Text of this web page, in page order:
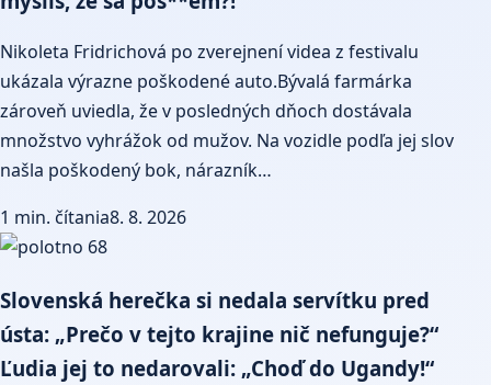
Nikoleta Fridrichová po zverejnení videa z festivalu
ukázala výrazne poškodené auto.Bývalá farmárka
zároveň uviedla, že v posledných dňoch dostávala
množstvo vyhrážok od mužov. Na vozidle podľa jej slov
našla poškodený bok, nárazník…
1 min. čítania8. 8. 2026
Slovenská herečka si nedala servítku pred
ústa: „Prečo v tejto krajine nič nefunguje?“
Ľudia jej to nedarovali: „Choď do Ugandy!“